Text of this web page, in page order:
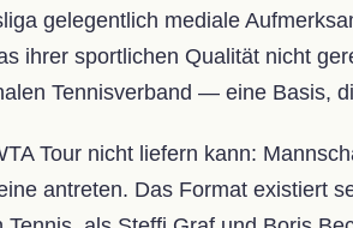
gelegentlich mediale
ihrer sportlichen Qualität nicht
Tennisverband — eine Basis,
Tour nicht liefern kann:
antreten. Das Format existiert